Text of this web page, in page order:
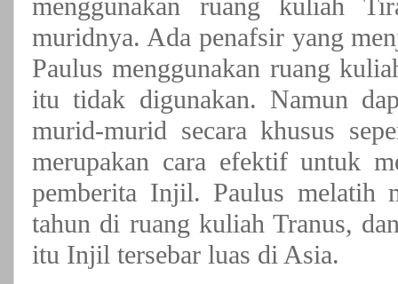
menggunakan ruang kuliah
muridnya. Ada penafsir yang
Paulus menggunakan ruang
itu tidak digunakan. Namun
murid-murid secara khusus
merupakan cara efektif untuk
pemberita Injil. Paulus melatih
tahun di ruang kuliah Tranus,
itu Injil tersebar luas di Asia.